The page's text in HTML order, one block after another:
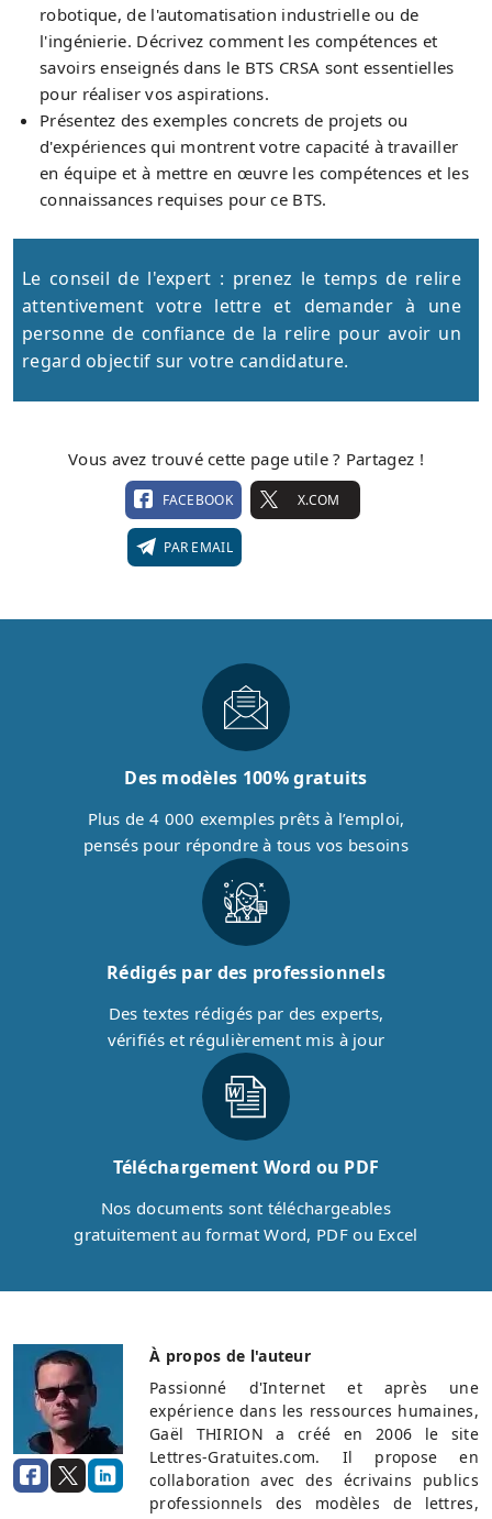
robotique, de l'automatisation industrielle ou de
l'ingénierie. Décrivez comment les compétences et
savoirs enseignés dans le BTS CRSA sont essentielles
pour réaliser vos aspirations.
Présentez des exemples concrets de projets ou
d'expériences qui montrent votre capacité à travailler
en équipe et à mettre en œuvre les compétences et les
connaissances requises pour ce BTS.
Le conseil de l'expert : prenez le temps de relire
attentivement votre lettre et demander à une
personne de confiance de la relire pour avoir un
regard objectif sur votre candidature.
Vous avez trouvé cette page utile ? Partagez !
FACEBOOK X.COM
PAR EMAIL
Des modèles 100% gratuits
Plus de 4 000 exemples prêts à l’emploi,
pensés pour répondre à tous vos besoins
Rédigés par des professionnels
Des textes rédigés par des experts,
vérifiés et régulièrement mis à jour
Téléchargement Word ou PDF
Nos documents sont téléchargeables
gratuitement au format Word, PDF ou Excel
À propos de l'auteur
Passionné d'Internet et après une
expérience dans les ressources humaines,
Gaël THIRION a créé en 2006 le site
Lettres-Gratuites.com. Il propose en
collaboration avec des écrivains publics
professionnels des modèles de lettres,